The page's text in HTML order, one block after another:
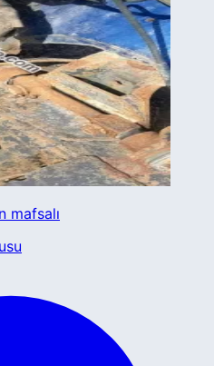
mafsalı